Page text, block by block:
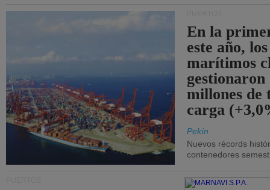
En la
este año,
marítimos
gestionaron
millones de
carga
Pekín
Nuevos récords
contenedores